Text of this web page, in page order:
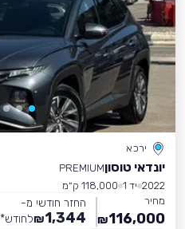
ירכא
יונדאי טוסוןPREMIUM
2022 יד 1
118,000 ק״מ
מחיר
116,000
₪
החזר חודשי מ-
1,344
₪לחודש*